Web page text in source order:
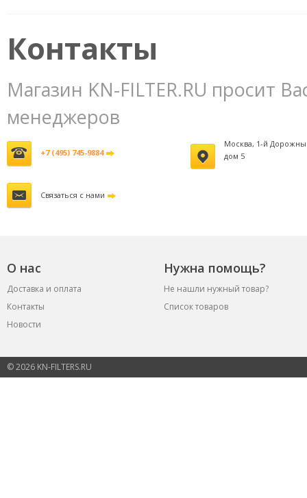
Контакты
Магазин KN-FILTER.RU просит
менеджеров
+7 (495) 745-9884
Москва, 1-й
дом 5
Связаться с нами
О нас Нужна помощь?
Доставка и оплата
Не нашли нужный товар?
Контакты
Список товаров
Новости
© 2026 KN-FILTERS.RU